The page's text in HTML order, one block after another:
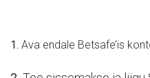
1. Ava endale Betsafe’is